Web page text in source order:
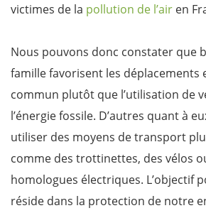
victimes de la pollution de l’air en
Nous pouvons donc constater que
famille favorisent les déplacements
commun plutôt que l’utilisation de
l’énergie fossile. D’autres quant à
utiliser des moyens de transport
comme des trottinettes, des vélos
homologues électriques. L’objectif
réside dans la protection de notre